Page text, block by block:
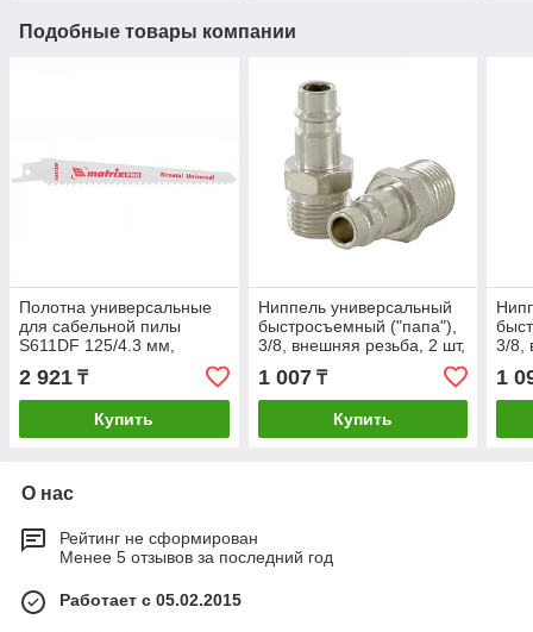
Подобные товары компании
Полотна универсальные
для сабельной пилы
S611DF 125/4.3 мм,
2 921 ₸
Купить
Ниппель универсальный
быстросъемный ("папа"),
3/8, внешняя резьба, 2 шт,
1 007₸
Купить
3/8,
1
О нас
Рейтинг не сформирован
Менее 5 отзывов за последний год
Работает с 05.02.2015